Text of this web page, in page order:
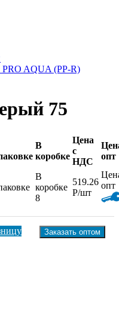
AQUA (PP-R)
75
В
коробке
Цена
с
НДС
опт
В
коробке
8
519.26
Р/шт
опт
Заказать оптом